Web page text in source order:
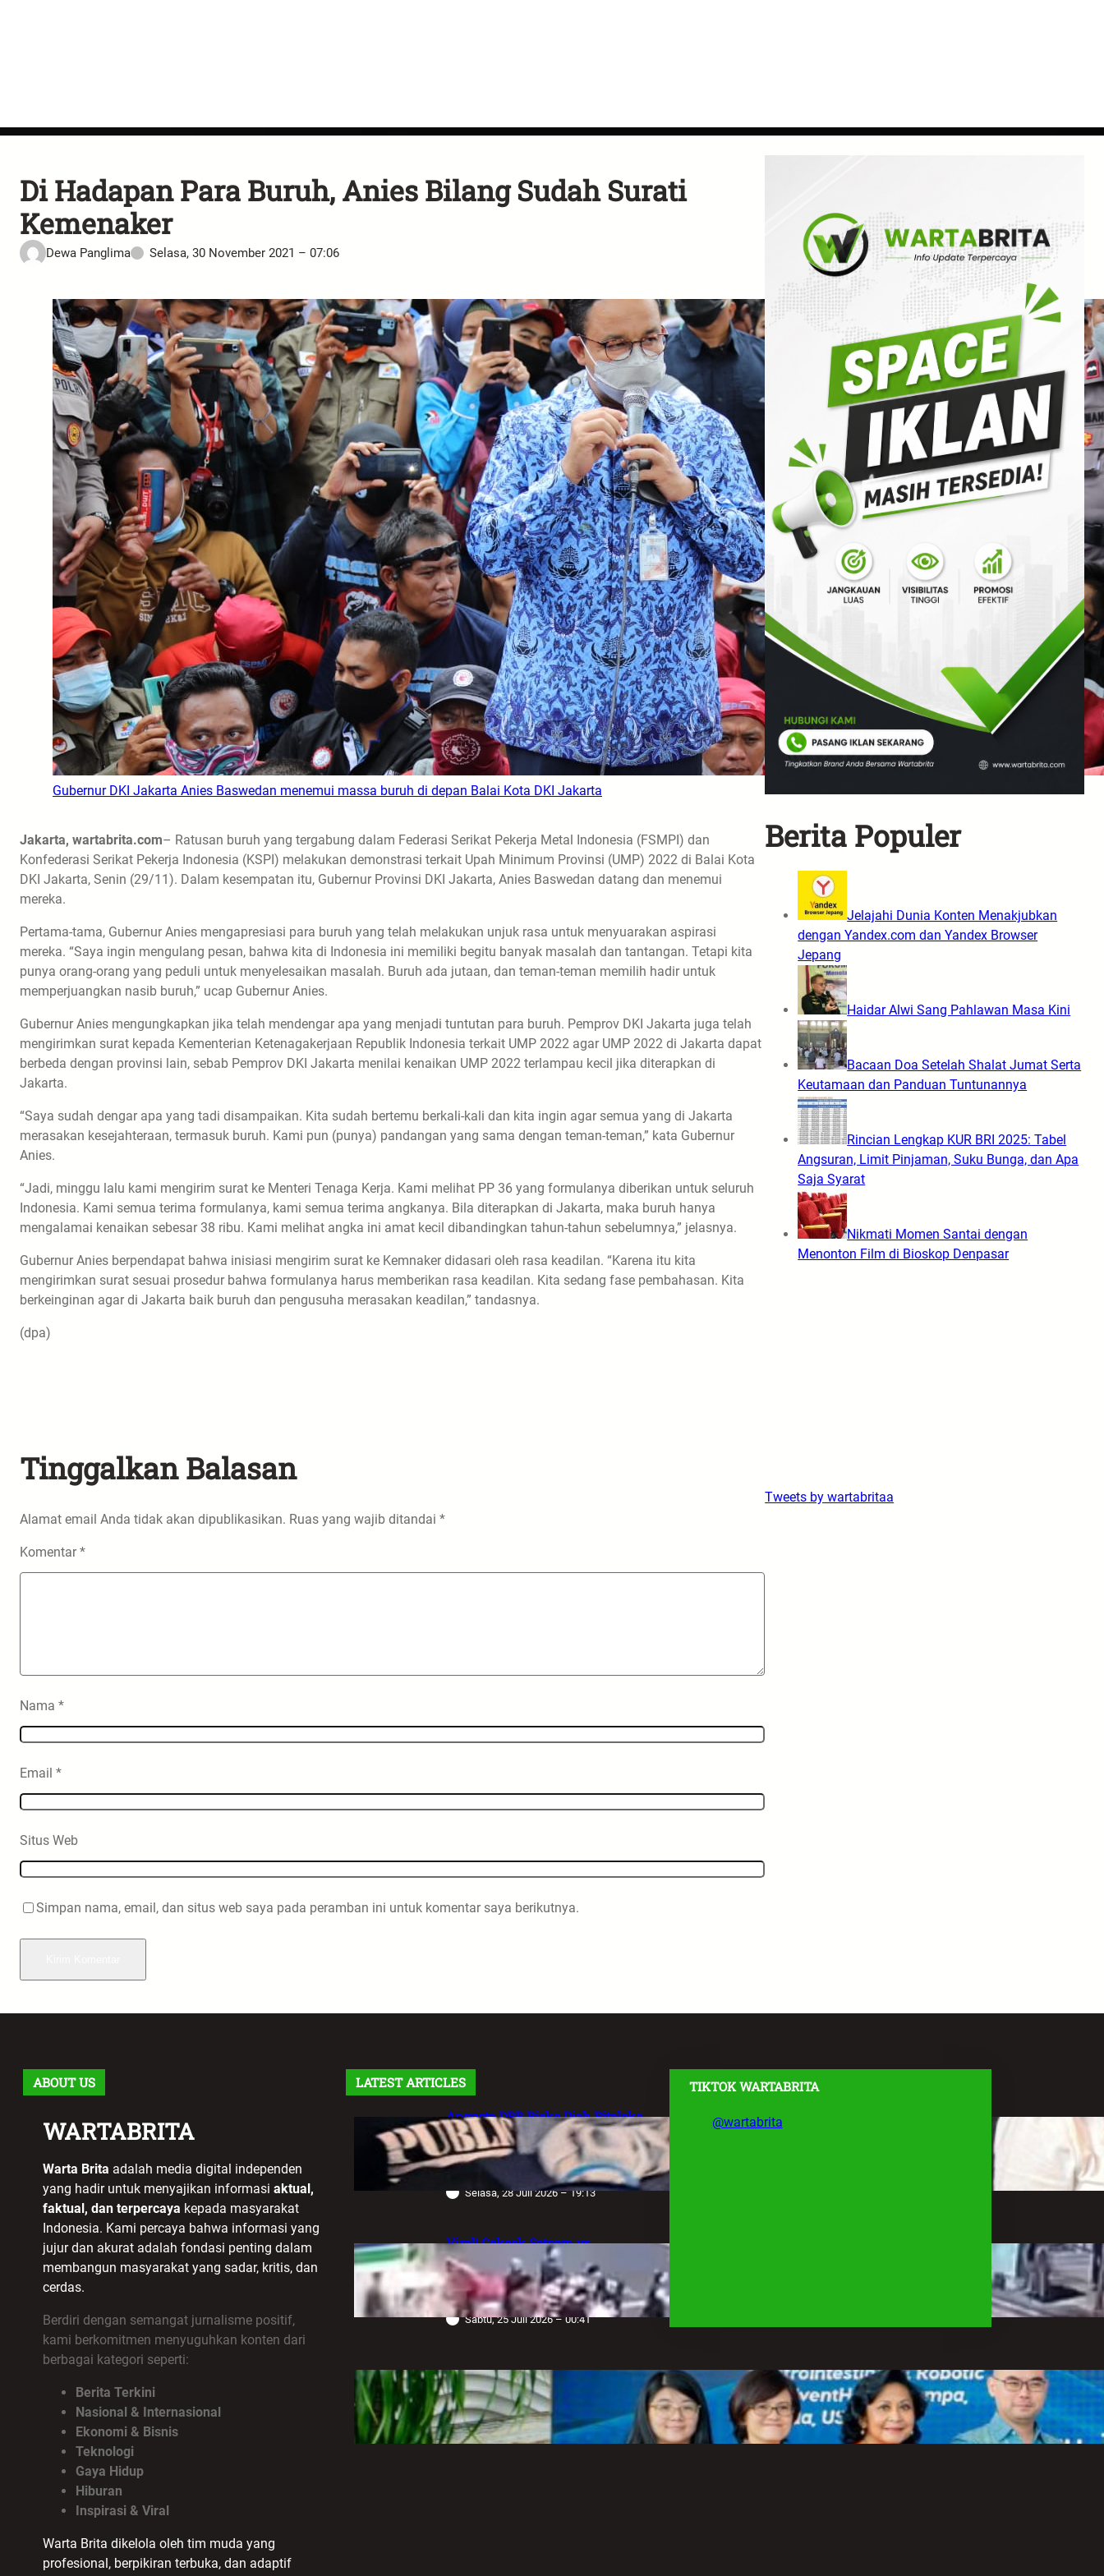
Di Hadapan Para Buruh, Anies Bilang Sudah Surati
Kemenaker
Dewa Panglima Selasa, 30 November 2021 – 07:06
Gubernur DKI Jakarta Anies Baswedan menemui massa buruh di depan Balai Kota DKI Jakarta
Jakarta, wartabrita.com– Ratusan buruh yang tergabung dalam Federasi Serikat Pekerja Metal Indonesia (FSMPI) dan
Konfederasi Serikat Pekerja Indonesia (KSPI) melakukan demonstrasi terkait Upah Minimum Provinsi (UMP) 2022 di Balai Kota
DKI Jakarta, Senin (29/11). Dalam kesempatan itu, Gubernur Provinsi DKI Jakarta, Anies Baswedan datang dan menemui
mereka.
Pertama-tama, Gubernur Anies mengapresiasi para buruh yang telah melakukan unjuk rasa untuk menyuarakan aspirasi
mereka. “Saya ingin mengulang pesan, bahwa kita di Indonesia ini memiliki begitu banyak masalah dan tantangan. Tetapi kita
punya orang-orang yang peduli untuk menyelesaikan masalah. Buruh ada jutaan, dan teman-teman memilih hadir untuk
memperjuangkan nasib buruh,” ucap Gubernur Anies.
Gubernur Anies mengungkapkan jika telah mendengar apa yang menjadi tuntutan para buruh. Pemprov DKI Jakarta juga telah
mengirimkan surat kepada Kementerian Ketenagakerjaan Republik Indonesia terkait UMP 2022 agar UMP 2022 di Jakarta dapat
berbeda dengan provinsi lain, sebab Pemprov DKI Jakarta menilai kenaikan UMP 2022 terlampau kecil jika diterapkan di
Jakarta.
“Saya sudah dengar apa yang tadi disampaikan. Kita sudah bertemu berkali-kali dan kita ingin agar semua yang di Jakarta
merasakan kesejahteraan, termasuk buruh. Kami pun (punya) pandangan yang sama dengan teman-teman,” kata Gubernur
Anies.
“Jadi, minggu lalu kami mengirim surat ke Menteri Tenaga Kerja. Kami melihat PP 36 yang formulanya diberikan untuk seluruh
Indonesia. Kami semua terima formulanya, kami semua terima angkanya. Bila diterapkan di Jakarta, maka buruh hanya
mengalamai kenaikan sebesar 38 ribu. Kami melihat angka ini amat kecil dibandingkan tahun-tahun sebelumnya,” jelasnya.
Gubernur Anies berpendapat bahwa inisiasi mengirim surat ke Kemnaker didasari oleh rasa keadilan. “Karena itu kita
mengirimkan surat sesuai prosedur bahwa formulanya harus memberikan rasa keadilan. Kita sedang fase pembahasan. Kita
berkeinginan agar di Jakarta baik buruh dan pengusuha merasakan keadilan,” tandasnya.
(dpa)
Tinggalkan Balasan
Alamat email Anda tidak akan dipublikasikan. Ruas yang wajib ditandai *
Komentar*
Nama *
Email *
Situs Web
Simpan nama, email, dan situs web saya pada peramban ini untuk komentar saya berikutnya.
Berita Populer
Jelajahi Dunia Konten Menakjubkan
dengan Yandex.com dan Yandex Browser
Jepang
Haidar Alwi Sang Pahlawan Masa Kini
Bacaan Doa Setelah Shalat Jumat Serta
Keutamaan dan Panduan Tuntunannya
Rincian Lengkap KUR BRI 2025: Tabel
Angsuran, Limit Pinjaman, Suku Bunga, dan Apa
Saja Syarat
Nikmati Momen Santai dengan
Menonton Film di Bioskop Denpasar
Tweets by wartabritaa
ABOUT US
WARTABRITA
Warta Brita adalah media digital independen
yang hadir untuk menyajikan informasi aktual,
faktual, dan terpercaya kepada masyarakat
Indonesia. Kami percaya bahwa informasi yang
jujur dan akurat adalah fondasi penting dalam
membangun masyarakat yang sadar, kritis, dan
cerdas.
Berdiri dengan semangat jurnalisme positif,
kami berkomitmen menyuguhkan konten dari
berbagai kategori seperti:
Berita Terkini
Nasional & Internasional
Ekonomi & Bisnis
Teknologi
Gaya Hidup
Hiburan
Inspirasi & Viral
Warta Brita dikelola oleh tim muda yang
profesional, berpikiran terbuka, dan adaptif
LATEST ARTICLES
Anggota DPR Rieke Diah Pitaloka
Soroti Maraknya Aksi Main Hakim
Sendiri, Desak Negara Tegakkan
Hukum
Selasa, 28 Juli 2026 – 19:13
Viral! Cekcok Satpam vs
Pengemudi Alphard di Bundaran HI,
Berujung Terungkap Sang Sopir
Anggota Polda Jabar
Sabtu, 25 Juli 2026 – 00:41
Robot Operasi Paling Canggih di
Dunia Kini Hadir di Indonesia
Melalui RS Mandaya Puri
Senin, 20 Juli 2026 – 13:50
TIKTOK WARTABRITA
@wartabrita